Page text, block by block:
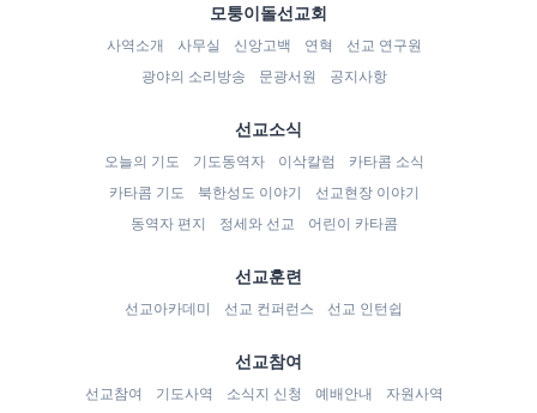
모퉁이돌선교회
사역소개 사무실 신앙고백 연혁
선교 연구원
광야의 소리방송
문광서원 공지사항
선교소식
오늘의 기도 기도동역자 이삭칼럼
카타콤 소식
카타콤 기도
북한성도 이야기
선교현장 이야기
동역자 편지
정세와 선교 어린이 카타콤
선교훈련
선교아카데미 선교 컨퍼런스 선교 인턴쉽
선교참여
선교참여 기도사역 소식지 신청 예배안내
자원사역